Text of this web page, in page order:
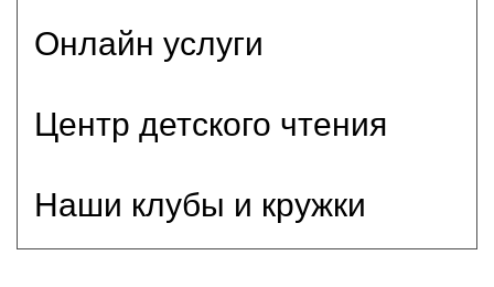
Онлайн услуги
Центр детского чтения
Наши клубы и кружки